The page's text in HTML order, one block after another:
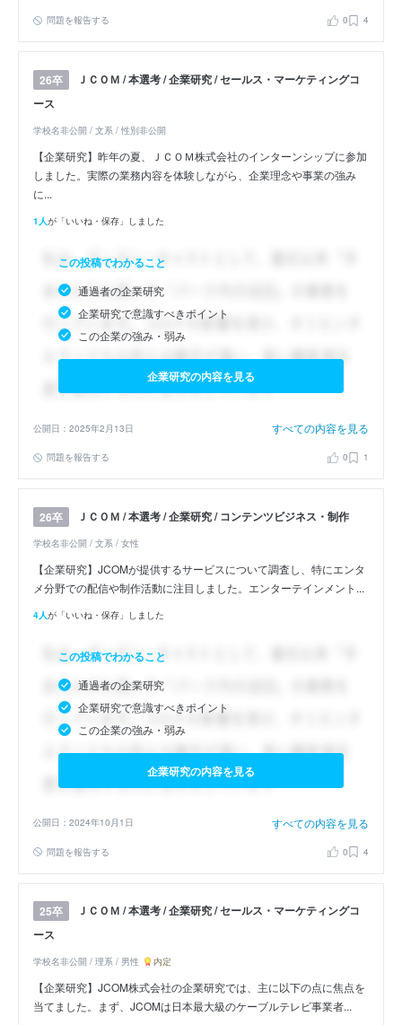
問題を報告する 0 4
26卒
ＪＣＯＭ / 本選考 / 企業研究 / セールス・マーケティングコ
ース
学校名非公開 / 文系 / 性別非公開
【企業研究】昨年の夏、ＪＣＯＭ株式会社のインターンシップに参加
しました。実際の業務内容を体験しながら、企業理念や事業の強み
に...
1人が「いいね・保存」しました
この投稿でわかること
通過者の企業研究
企業研究で意識すべきポイント
この企業の強み・弱み
企業研究の内容を見る
公開日：2025年2月13日 すべての内容を見る
問題を報告する 0 1
26卒 ＪＣＯＭ / 本選考 / 企業研究 / コンテンツビジネス・制作
学校名非公開 / 文系 / 女性
【企業研究】JCOMが提供するサービスについて調査し、特にエンタ
メ分野での配信や制作活動に注目しました。エンターテインメント...
4人が「いいね・保存」しました
この投稿でわかること
通過者の企業研究
企業研究で意識すべきポイント
この企業の強み・弱み
企業研究の内容を見る
公開日：2024年10月1日 すべての内容を見る
問題を報告する 0 4
25卒
ＪＣＯＭ / 本選考 / 企業研究 / セールス・マーケティングコ
ース
学校名非公開 / 理系 / 男性 内定
【企業研究】JCOM株式会社の企業研究では、主に以下の点に焦点を
当てました。まず、JCOMは日本最大級のケーブルテレビ事業者...